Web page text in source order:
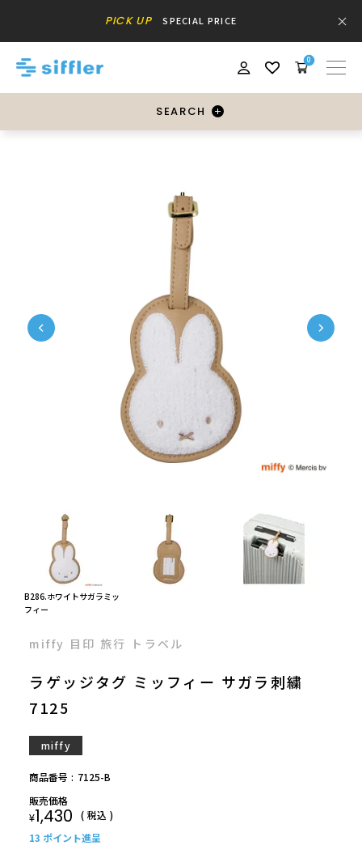
PICK UP SPECIAL PRICE
0
SEARCH
B286.ホワイトサガラミッ
フィー
miffy 目印 旅行 トラベル
ラゲッジタグ ミッフィー サガラ刺繍
7125
miffy
商品番号
7125-B
販売価格
¥1,430
税込
13 ポイント進呈